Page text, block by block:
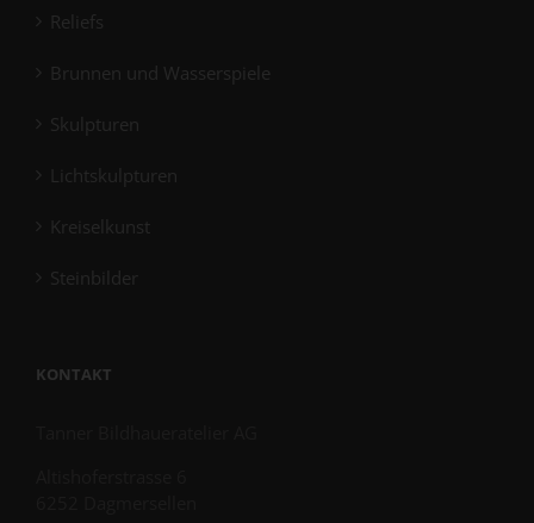
Reliefs
Brunnen und Wasserspiele
Skulpturen
Lichtskulpturen
Kreiselkunst
Steinbilder
KONTAKT